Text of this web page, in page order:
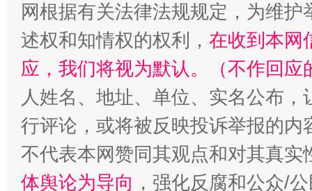
招工难、用工荒背后
网根据有关法律法规规定，为维
述权和知情权的权利， 在收到本网
应，我们将视为默认。（不作回应
人姓名、地址、单位、实名公布
行评论，或将被反映投诉举报的
不代表本网赞同其观点和对其真实
体舆论为导向 ，强化反腐和公众/